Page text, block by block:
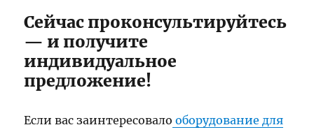
Сейчас проконсультируйтесь
— и получите
индивидуальное
предложение!
Если вас заинтересовало оборудование для